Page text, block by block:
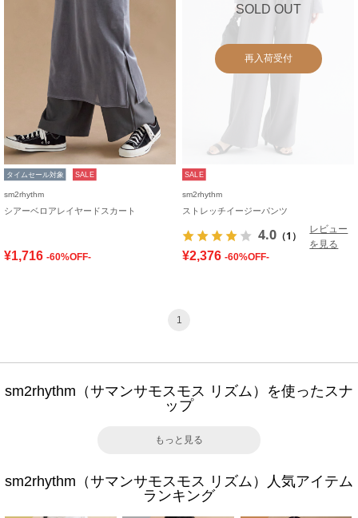
タイムセール対象 SALE
sm2rhythm
シアーベロアレイヤードスカート
¥1,716 -60%OFF-
SOLD OUT
再入荷受付
SALE
sm2rhythm
ストレッチイージーパンツ
4.0 （1）
レビュー
を見る
¥2,376 -60%OFF-
1
sm2rhythm（サマンサモスモス リズム）を使ったスナ
ップ
もっと見る
sm2rhythm（サマンサモスモス リズム）人気アイテム
ランキング